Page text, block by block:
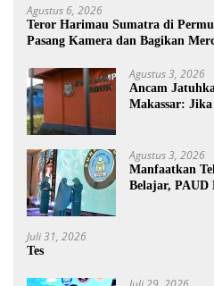
Agustus 6, 2026
Teror Harimau Sumatra di
Pasang Kamera dan Bagikan
Agustus 3, 2026
Ancam
Makassar:
Agustus 3, 2026
Manfaatkan
Belajar, PAUD
Juli 31, 2026
Tes